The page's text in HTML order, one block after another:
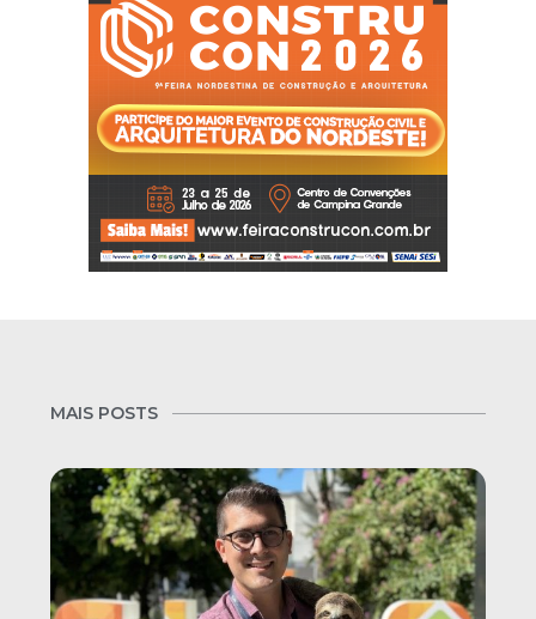
MAIS POSTS